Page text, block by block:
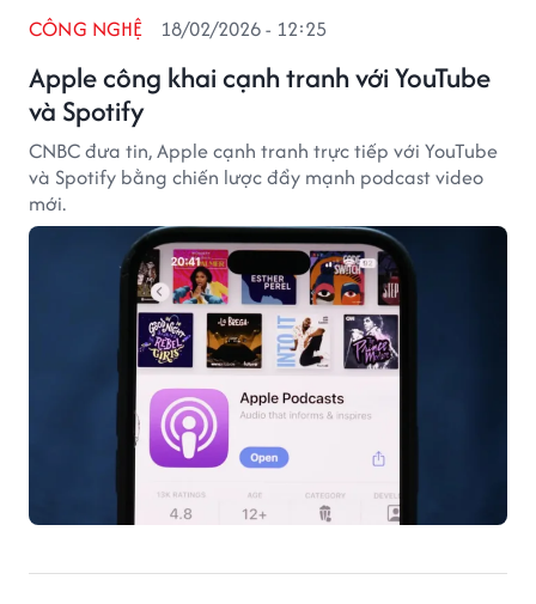
Apple công khai cạnh tranh với YouTube
và Spotify
CÔNG NGHỆ 18/02/2026 - 12:25
CNBC đưa tin, Apple cạnh tranh trực tiếp với YouTube
và Spotify bằng chiến lược đẩy mạnh podcast video
mới.